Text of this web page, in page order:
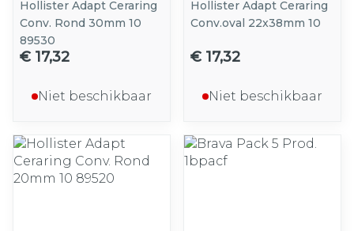
Hollister Adapt Ceraring
Conv. Rond 30mm 10
89530
€ 17,32
Niet beschikbaar
Hollister Adapt Ceraring
Conv.oval 22x38mm 10
€ 17,32
Niet beschikbaar